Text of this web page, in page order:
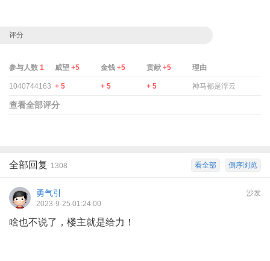
评分
参与人数 1 威望 +5 金钱 +5 贡献 +5 理由
1040744163 + 5 + 5 + 5 神马都是浮云
查看全部评分
倒序浏览
看全部
全部回复 1308
沙发
勇气引
2023-9-25 01:24:00
啥也不说了，楼主就是给力！